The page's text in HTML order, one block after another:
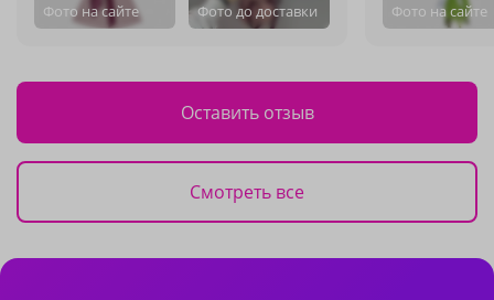
Фото на сайте Фото до доставки Фото на сайте
Оставить отзыв
Смотреть все